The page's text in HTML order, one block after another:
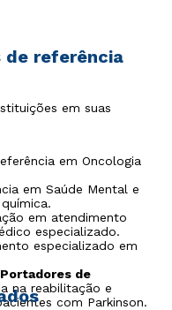
de referência
em suas
em Oncologia
em Saúde Mental e
em atendimento
especializado.
especializado em
de
na reabilitação e
com Parkinson.